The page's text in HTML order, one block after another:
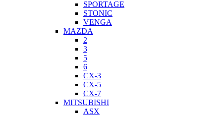
SPORTAGE
STONIC
VENGA
MAZDA
2
3
5
6
CX-3
CX-5
CX-7
MITSUBISHI
ASX